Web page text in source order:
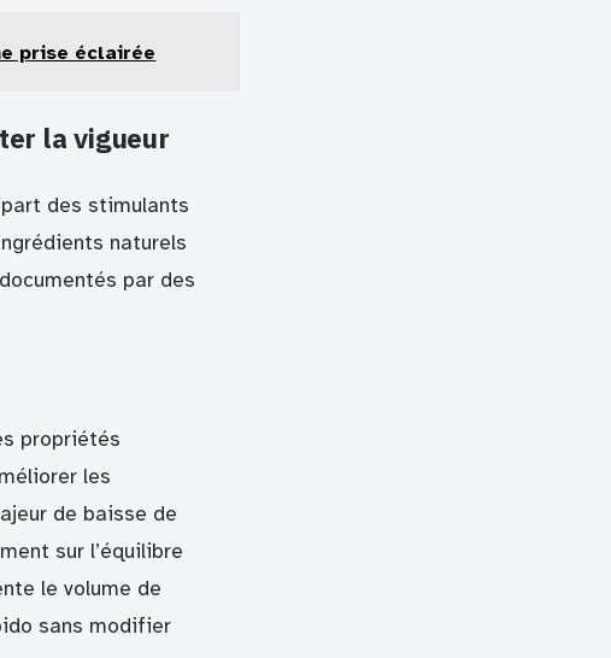
prise éclairée
la vigueur
des stimulants
naturels
par des
propriétés
les
de baisse de
sur l’équilibre
le volume de
sans modifier